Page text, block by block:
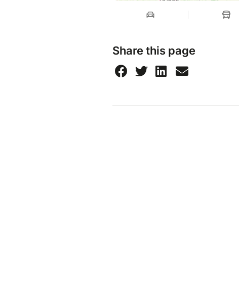
Share this page